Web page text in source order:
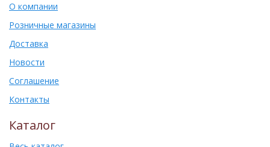
О компании
Розничные магазины
Доставка
Новости
Соглашение
Контакты
Каталог